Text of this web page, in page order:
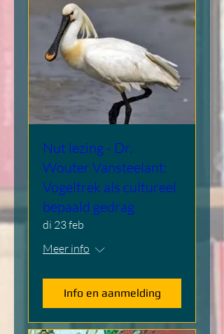
Nut lezing - Dr.
Wouter Vansteelant:
Vogeltrek als cultureel
bepaald gedrag
di 23 feb
Meer info
Info en aanmelding